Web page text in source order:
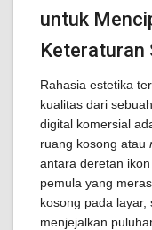
untuk
Keteraturan
Rahasia estetika
kualitas dari
digital komersial
ruang kosong atau
antara deretan
pemula yang
kosong pada
menjejalkan